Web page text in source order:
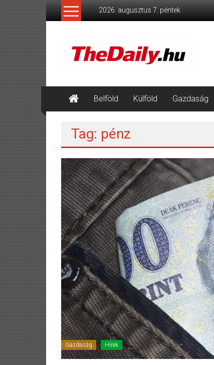
2026. augusztus 7. péntek
érthetően.Belföld Külföld Gazdaság
Tag: pénz
Gazdaság Hírek